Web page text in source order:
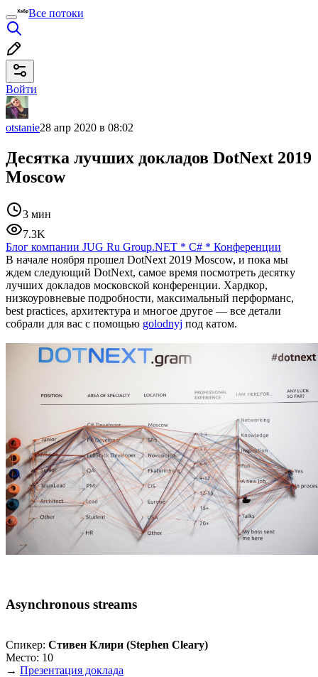
Все потоки
Войти
otstanie28 апр 2020 в 08:02
Десятка лучших докладов DotNext 2019
Moscow
3 мин
7.3K
Блог компании JUG Ru Group.NET * C# * Конференции
В начале ноября прошел DotNext 2019 Moscow, и пока мы
ждем следующий DotNext, самое время посмотреть десятку
лучших докладов московской конференции. Хардкор,
низкоуровневые подробности, максимальный перформанс,
best practices, архитектура и многое другое — все детали
собрали для вас с помощью golodnyj под катом.
Asynchronous streams
Спикер: Стивен Клири (Stephen Cleary)
Место: 10
→ Презентация доклада